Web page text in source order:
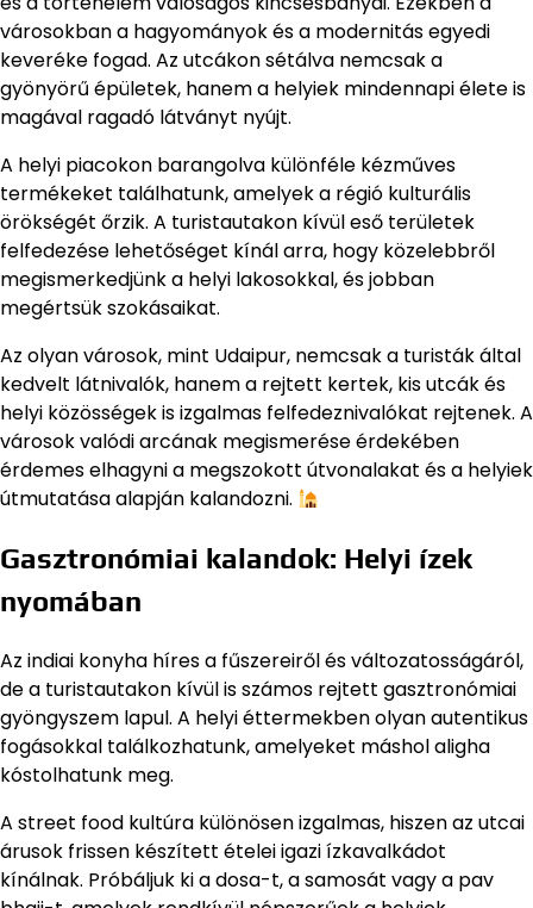
városokban a hagyományok és a modernitás egyedi
keveréke fogad. Az utcákon sétálva nemcsak a
gyönyörű épületek, hanem a helyiek mindennapi élete is
magával ragadó látványt nyújt.
A helyi piacokon barangolva különféle kézműves
termékeket találhatunk, amelyek a régió kulturális
örökségét őrzik. A turistautakon kívül eső területek
felfedezése lehetőséget kínál arra, hogy közelebbről
megismerkedjünk a helyi lakosokkal, és jobban
megértsük szokásaikat.
Az olyan városok, mint Udaipur, nemcsak a turisták által
kedvelt látnivalók, hanem a rejtett kertek, kis utcák és
helyi közösségek is izgalmas felfedeznivalókat rejtenek. A
városok valódi arcának megismerése érdekében
érdemes elhagyni a megszokott útvonalakat és a helyiek
útmutatása alapján kalandozni.
Gasztronómiai kalandok: Helyi ízek
nyomában
Az indiai konyha híres a fűszereiről és változatosságáról,
de a turistautakon kívül is számos rejtett gasztronómiai
gyöngyszem lapul. A helyi éttermekben olyan autentikus
fogásokkal találkozhatunk, amelyeket máshol aligha
kóstolhatunk meg.
A street food kultúra különösen izgalmas, hiszen az utcai
árusok frissen készített ételei igazi ízkavalkádot
kínálnak. Próbáljuk ki a dosa-t, a samosát vagy a pav